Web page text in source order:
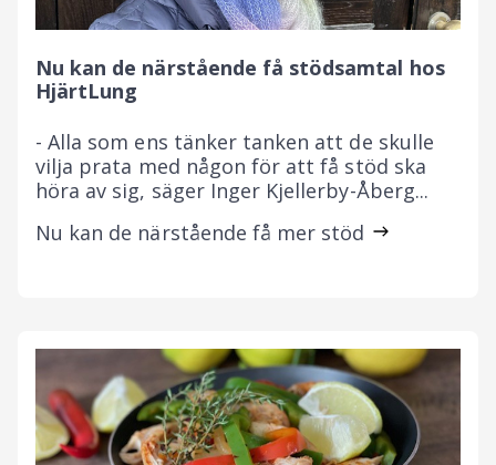
Nu kan de närstående få stödsamtal hos
HjärtLung
- Alla som ens tänker tanken att de skulle
vilja prata med någon för att få stöd ska
höra av sig, säger Inger Kjellerby-Åberg...
Nu kan de närstående få mer stöd